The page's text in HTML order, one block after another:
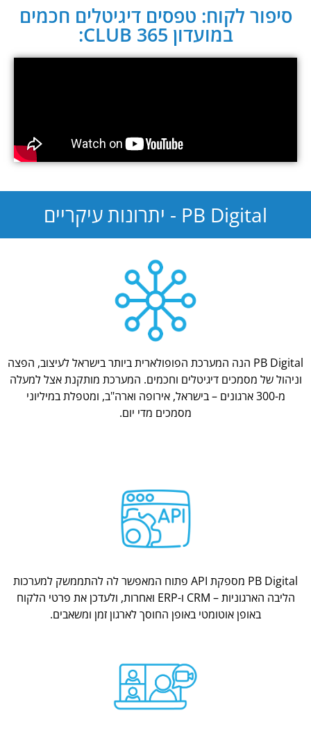
סיפור לקוח: טפסים דיגיטלים חכמים
במועדון CLUB 365:
PB Digital - יתרונות עיקריים
PB Digital הנה המערכת הפופולארית ביותר בישראל לעיצוב, הפצה
וניהול של מסמכים דיגיטלים וחכמים. המערכת מותקנת אצל למעלה
מ-300 ארגונים – בישראל, אירופה וארה"ב, ומטפלת במיליוני
מסמכים מדי יום.
PB Digital מספקת API פתוח המאפשר לה להתממשק למערכות
הליבה הארגוניות – CRM ו-ERP ואחרות, ולעדכן את פרטי הלקוח
באופן אוטומטי באופן החוסך לארגון זמן ומשאבים.